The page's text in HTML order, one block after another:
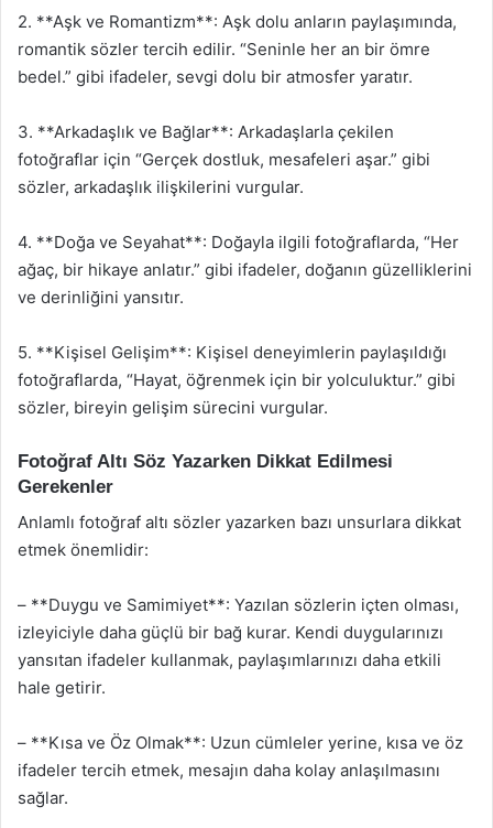
2. **Aşk ve Romantizm**: Aşk dolu anların paylaşımında,
romantik sözler tercih edilir. “Seninle her an bir ömre
bedel.” gibi ifadeler, sevgi dolu bir atmosfer yaratır.
3. **Arkadaşlık ve Bağlar**: Arkadaşlarla çekilen
fotoğraflar için “Gerçek dostluk, mesafeleri aşar.” gibi
sözler, arkadaşlık ilişkilerini vurgular.
4. **Doğa ve Seyahat**: Doğayla ilgili fotoğraflarda, “Her
ağaç, bir hikaye anlatır.” gibi ifadeler, doğanın güzelliklerini
ve derinliğini yansıtır.
5. **Kişisel Gelişim**: Kişisel deneyimlerin paylaşıldığı
fotoğraflarda, “Hayat, öğrenmek için bir yolculuktur.” gibi
sözler, bireyin gelişim sürecini vurgular.
Fotoğraf Altı Söz Yazarken Dikkat Edilmesi
Gerekenler
Anlamlı fotoğraf altı sözler yazarken bazı unsurlara dikkat
etmek önemlidir:
– **Duygu ve Samimiyet**: Yazılan sözlerin içten olması,
izleyiciyle daha güçlü bir bağ kurar. Kendi duygularınızı
yansıtan ifadeler kullanmak, paylaşımlarınızı daha etkili
hale getirir.
– **Kısa ve Öz Olmak**: Uzun cümleler yerine, kısa ve öz
ifadeler tercih etmek, mesajın daha kolay anlaşılmasını
sağlar.